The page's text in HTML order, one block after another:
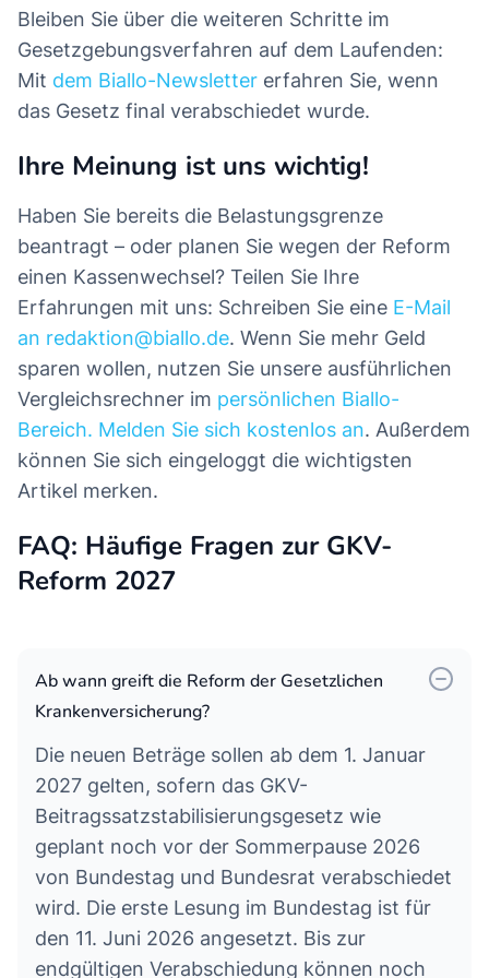
Bleiben Sie über die weiteren Schritte im
Gesetzgebungsverfahren auf dem Laufenden:
Mit dem Biallo-Newsletter erfahren Sie, wenn
das Gesetz final verabschiedet wurde.
Ihre Meinung ist uns wichtig!
Haben Sie bereits die Belastungsgrenze
beantragt – oder planen Sie wegen der Reform
einen Kassenwechsel? Teilen Sie Ihre
Erfahrungen mit uns: Schreiben Sie eine E-Mail
an redaktion@biallo.de. Wenn Sie mehr Geld
sparen wollen, nutzen Sie unsere ausführlichen
Vergleichsrechner im persönlichen Biallo-
Bereich. Melden Sie sich kostenlos an. Außerdem
können Sie sich eingeloggt die wichtigsten
Artikel merken.
FAQ: Häufige Fragen zur GKV-
Reform 2027
Ab wann greift die Reform der Gesetzlichen
Krankenversicherung?
Die neuen Beträge sollen ab dem 1. Januar
2027 gelten, sofern das GKV-
Beitragssatzstabilisierungsgesetz wie
geplant noch vor der Sommerpause 2026
von Bundestag und Bundesrat verabschiedet
wird. Die erste Lesung im Bundestag ist für
den 11. Juni 2026 angesetzt. Bis zur
endgültigen Verabschiedung können noch